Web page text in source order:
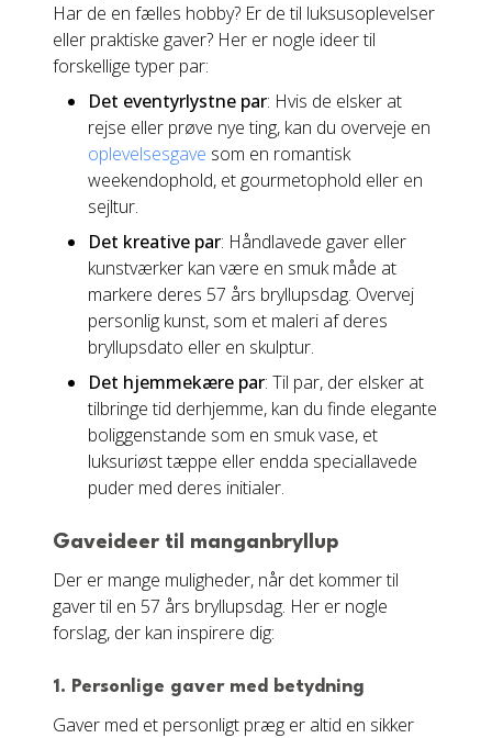
Har de en fælles hobby? Er de til luksusoplevelser
eller praktiske gaver? Her er nogle ideer til
forskellige typer par:
Det eventyrlystne par: Hvis de elsker at
rejse eller prøve nye ting, kan du overveje en
oplevelsesgave som en romantisk
weekendophold, et gourmetophold eller en
sejltur.
Det kreative par: Håndlavede gaver eller
kunstværker kan være en smuk måde at
markere deres 57 års bryllupsdag. Overvej
personlig kunst, som et maleri af deres
bryllupsdato eller en skulptur.
Det hjemmekære par: Til par, der elsker at
tilbringe tid derhjemme, kan du finde elegante
boliggenstande som en smuk vase, et
luksuriøst tæppe eller endda speciallavede
puder med deres initialer.
Gaveideer til manganbryllup
Der er mange muligheder, når det kommer til
gaver til en 57 års bryllupsdag. Her er nogle
forslag, der kan inspirere dig:
1. Personlige gaver med betydning
Gaver med et personligt præg er altid en sikker